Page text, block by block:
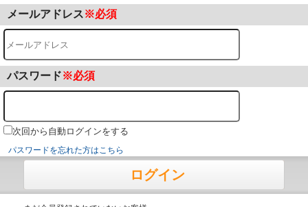
メールアドレス※必須
パスワード※必須
次回から自動ログインをする
パスワードを忘れた方はこちら
ログイン